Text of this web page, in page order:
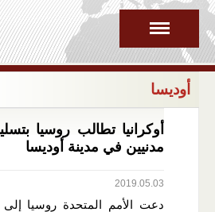
أوديسا
أوكرانيا تطالب روسيا
مدنيين في مدينة أوديسا
2019.05.03
دعت الأمم المتحدة روسيا